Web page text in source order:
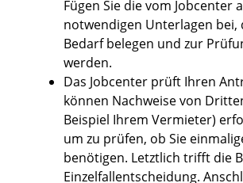
Fügen Sie die vom Jobcenter
notwendigen Unterlagen bei,
Bedarf belegen und zur
werden.
Das Jobcenter prüft Ihren
können Nachweise von
Beispiel Ihrem Vermieter)
um zu prüfen, ob Sie
benötigen. Letztlich trifft die
Einzelfallentscheidung.